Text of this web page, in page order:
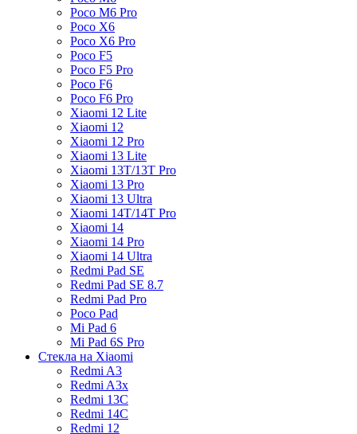
Poco M6 Pro
Poco X6
Poco X6 Pro
Poco F5
Poco F5 Pro
Poco F6
Poco F6 Pro
Xiaomi 12 Lite
Xiaomi 12
Xiaomi 12 Pro
Xiaomi 13 Lite
Xiaomi 13T/13T Pro
Xiaomi 13 Pro
Xiaomi 13 Ultra
Xiaomi 14T/14T Pro
Xiaomi 14
Xiaomi 14 Pro
Xiaomi 14 Ultra
Redmi Pad SE
Redmi Pad SE 8.7
Redmi Pad Pro
Poco Pad
Mi Pad 6
Mi Pad 6S Pro
Стекла на Xiaomi
Redmi A3
Redmi A3x
Redmi 13C
Redmi 14C
Redmi 12